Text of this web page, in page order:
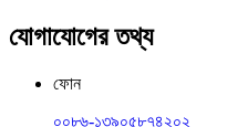
যোগাযোগের তথ্য
ফোন
০০৮৬-১৩৯০৫৮৭৪২০২